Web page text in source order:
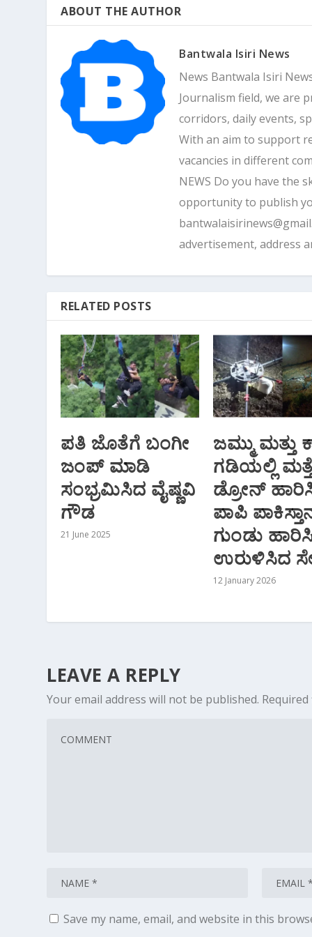
ABOUT THE AUTHOR
Bantwala Isiri News
News Bantwala Isiri
Journalism field, we are
corridors, daily events,
With an aim to support
vacancies in different
NEWS Do you have the
opportunity to publish
advertisement, address
RELATED POSTS
ಪತಿ ಜೊತೆಗೆ ಬಂಗೀ
ಜಂಪ್‌ ಮಾಡಿ
ಸಂಭ್ರಮಿಸಿದ ವೈಷ್ಣವಿ
ಗೌಡ
21 June 2025
ಜಮ್ಮು ಮತ್ತು
ಗಡಿಯಲ್ಲಿ ಮತ್ತೆ
ಡ್ರೋನ್‌
ಪಾಪಿ
ಗುಂಡು
ಉರುಳಿಸಿದ
12 January 2026
LEAVE A REPLY
Your email address will not be published.
Save my name, email, and website in this